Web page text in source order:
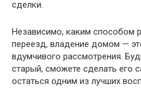
сделки.
Независимо, каким способом
переезд, владение домом —
вдумчивого рассмотрения.
старый, сможете сделать его
остаться одним из лучших